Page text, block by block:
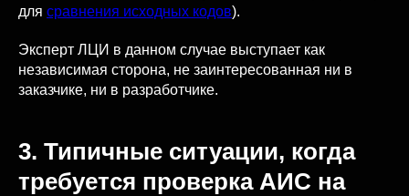
для сравнения исходных кодов).
Эксперт ЛЦИ в данном случае выступает как
независимая сторона, не заинтересованная ни в
заказчике, ни в разработчике.
3. Типичные ситуации, когда
требуется проверка АИС на